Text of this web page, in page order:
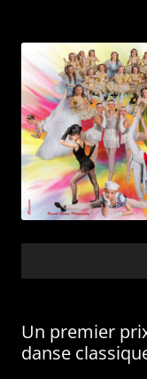
Un premier
danse